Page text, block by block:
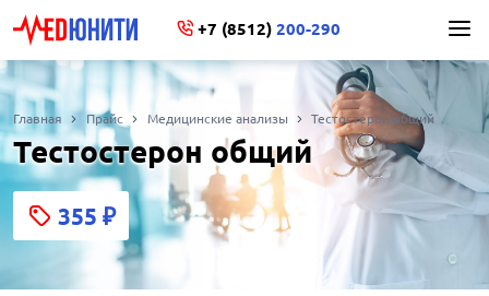
+7 (8512) 200-290
Главная Прайс Медицинские анализы Тестостерон общий
Тестостерон общий
355 ₽